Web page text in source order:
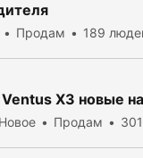
Продам 189
X3 новые
Новое Продам